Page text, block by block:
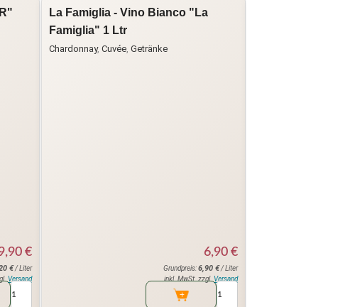
€
€/ Liter
Versand
La Famiglia - Vino Bianco "La
Famiglia" 1 Ltr
Chardonnay, Cuvée Getränke
6,90 €
Grundpreis:6,90 €/ Liter
inkl. MwSt. zzgl. Versand